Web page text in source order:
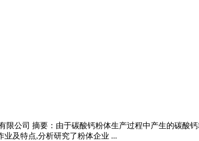
公司 摘要：由于碳酸钙粉体生产过程中产生的碳酸
及特点,分析研究了粉体企业 ...